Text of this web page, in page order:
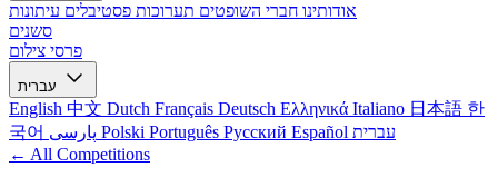
אודותינו חברי השופטים תערוכות פסטיבלים עיתונות
סשנים
פרסי צילום
English 中文 Dutch Français Deutsch Ελληνικά Italiano 日本語 한
국어
Polski Português Русский Español עברית
← All Competitions